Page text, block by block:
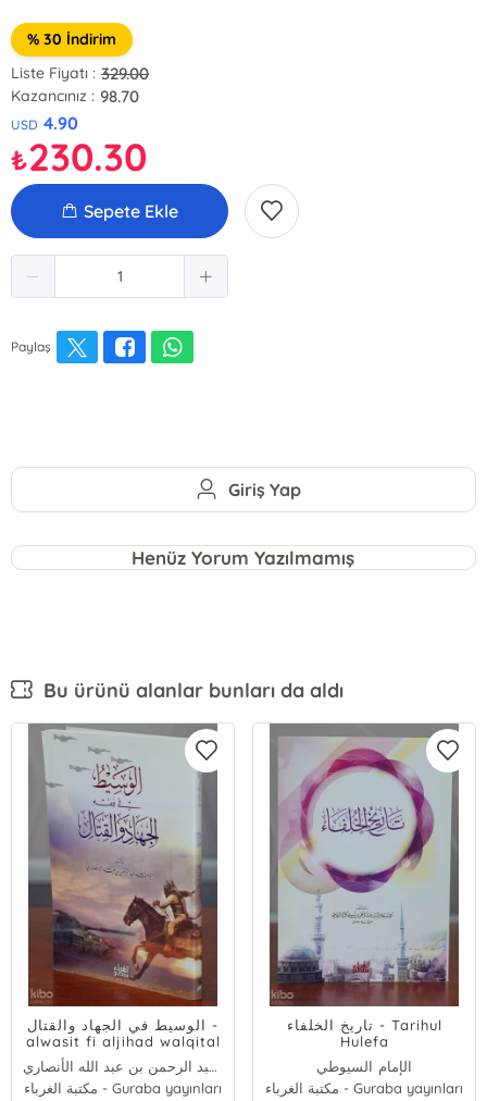
% 30 İndirim
Liste Fiyatı : 329.00
Kazancınız : 98.70
USD 4.90
₺230.30
Sepete Ekle
Paylaş
Giriş Yap
Henüz Yorum Yazılmamış
Bu ürünü alanlar bunları da aldı
الوسيط في الجهاد والقتال -
alwasit fi aljihad walqital
أبو عبد الله عبد الرحمن بن عبد الله الأنصاري
مكتبة الغرباء - Guraba yayınları
تاريخ الخلفاء - Tarihul
Hulefa
الإمام السيوطي
مكتبة الغرباء - Guraba yayınları